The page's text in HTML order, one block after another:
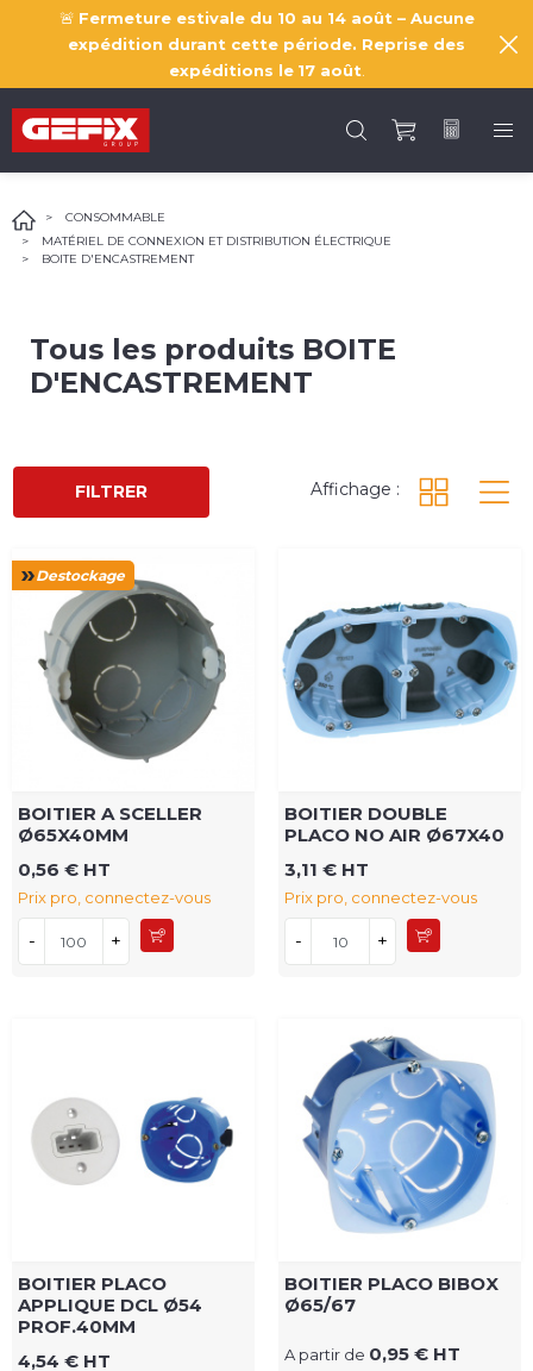
🚨 Fermeture estivale du 10 au 14 août – Aucune
expédition durant cette période. Reprise des
expéditions le 17 août
CONSOMMABLE
MATÉRIEL DE CONNEXION ET DISTRIBUTION ÉLECTRIQUE
BOITE D'ENCASTREMENT
Tous les produits BOITE
D'ENCASTREMENT
FILTRER Affichage :
Destockage
BOITIER A SCELLER
Ø65X40MM
0,56 € HT
Prix pro, connectez-vous
- +
BOITIER DOUBLE
PLACO NO AIR Ø67X40
3,11 € HT
Prix pro, connectez-vous
- +
BOITIER PLACO
APPLIQUE DCL Ø54
PROF.40MM
4,54 € HT
BOITIER PLACO BIBOX
Ø65/67
A partir de 0,95 € HT